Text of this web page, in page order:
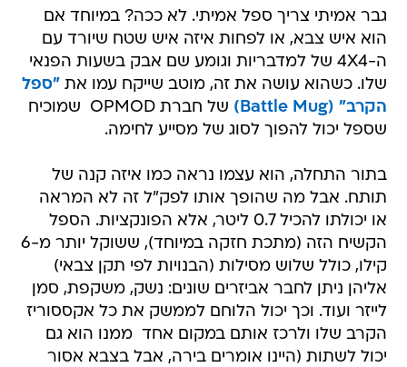
גבר אמיתי צריך ספל אמיתי. לא ככה? במיוחד אם
הוא איש צבא, או לפחות איזה איש שטח שיורד עם
ה-4X4 של למדבריות וגומע שם אבק בשעות הפנאי
שלו. כשהוא עושה את זה, מוטב שייקח עמו את "ספל
הקרב" (Battle Mug)
של חברת OPMOD  שמוכיח
שספל יכול להפוך לסוג של מסייע לחימה.
בתור התחלה, הוא עצמו נראה כמו איזה קנה של
תותח. אבל מה שהופך אותו לפק"ל זה לא המראה
או יכולתו להכיל 0.7 ליטר, אלא הפונקציות. הספל
הקשיח הזה (מתכת חזקה במיוחד), ששוקל יותר מ-6
קילו, כולל שלוש מסילות (הבנויות לפי תקן צבאי)
אליהן ניתן לחבר אביזרים שונים: נשק, משקפת, סמן
לייזר ועוד. וכך יכול הלוחם לממשק את כל אקססוריז
הקרב שלו ולרכז אותם במקום אחד  ממנו הוא גם
יכול לשתות (היינו אומרים בירה, אבל בצבא אסור